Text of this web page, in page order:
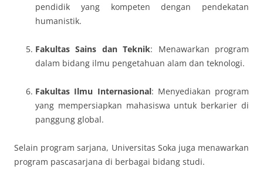
pendidik yang kompeten dengan pendekatan
humanistik.
Fakultas Sains dan Teknik: Menawarkan program
dalam bidang ilmu pengetahuan alam dan teknologi.
Fakultas Ilmu Internasional: Menyediakan program
yang mempersiapkan mahasiswa untuk berkarier di
panggung global.
Selain program sarjana, Universitas Soka juga menawarkan
program pascasarjana di berbagai bidang studi.